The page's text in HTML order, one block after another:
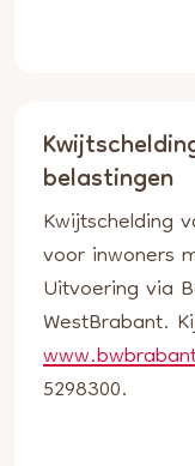
belastingen
Kwijtschelding
voor inwoners
Uitvoering via
WestBrabant.
5298300.